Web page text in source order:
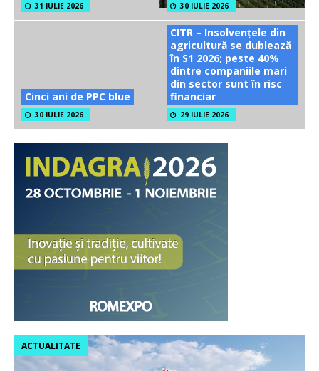
31 IULIE 2026 30 IULIE 2026
Cinci ani de PPC blue
30 IULIE 2026
CITR – Insolvențele din
agricultură se dublează
în S1 2026; peste 40%
dintre companiile mari
din sector sunt în risc
financiar
29 IULIE 2026
ACTUALITATE